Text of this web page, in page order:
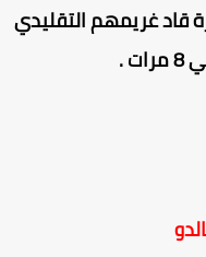
غريمهم التقليدي